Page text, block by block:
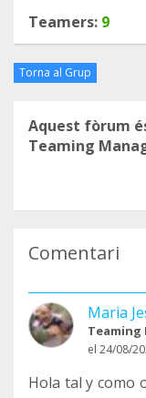
Teamers: 9
Torna al Grup
Aquest fòrum
Teaming
Comentari
Maria
Teaming
el 24/08/
Hola tal y como